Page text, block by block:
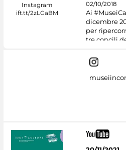
02/10/2018
Ai
dicembre
per
tre concili